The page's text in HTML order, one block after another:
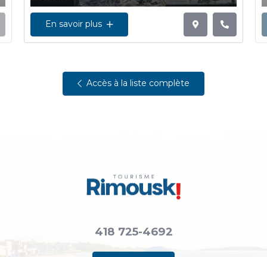
En savoir plus
Accès à la liste complète
418 725-4692